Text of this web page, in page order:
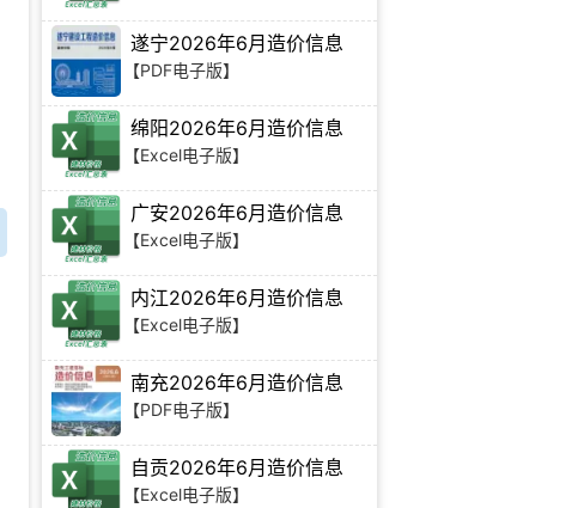
遂宁2026年6月造价信息
【PDF电子版】
绵阳2026年6月造价信息
【Excel电子版】
广安2026年6月造价信息
【Excel电子版】
内江2026年6月造价信息
【Excel电子版】
南充2026年6月造价信息
【PDF电子版】
自贡2026年6月造价信息
【Excel电子版】